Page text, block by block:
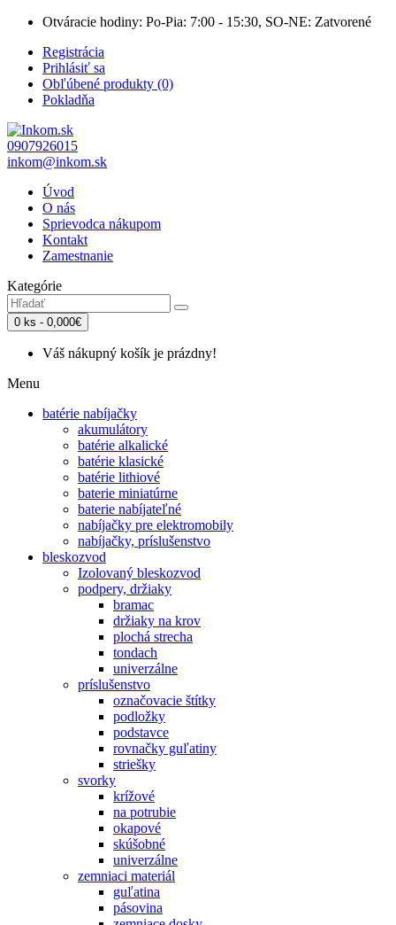
Otváracie hodiny: Po-Pia: 7:00 - 15:30, SO-NE: Zatvorené
Registrácia
Prihlásiť sa
Obľúbené produkty (0)
Pokladňa
0907926015
inkom@inkom.sk
Úvod
O nás
Sprievodca nákupom
Kontakt
Zamestnanie
Kategórie
0 ks - 0,000€
Váš nákupný košík je prázdny!
Menu
batérie nabíjačky
akumulátory
batérie alkalické
batérie klasické
batérie lithiové
baterie miniatúrne
baterie nabíjateľné
nabíjačky pre elektromobily
nabíjačky, príslušenstvo
bleskozvod
Izolovaný bleskozvod
podpery, držiaky
bramac
držiaky na krov
plochá strecha
tondach
univerzálne
príslušenstvo
označovacie štítky
podložky
podstavce
rovnačky guľatiny
striešky
svorky
krížové
na potrubie
okapové
skúšobné
univerzálne
zemniaci materiál
guľatina
pásovina